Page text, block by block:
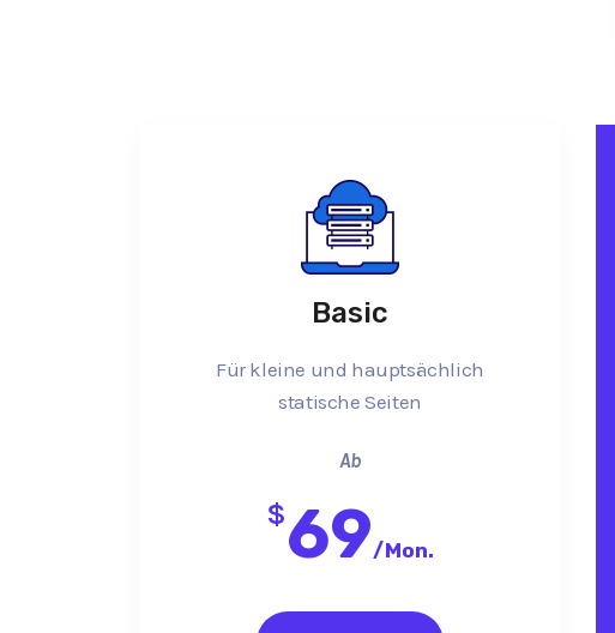
Basic
Für kleine und hauptsächlich
statische Seiten
Ab
$69/Mon.